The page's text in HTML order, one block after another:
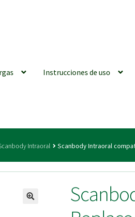
Instrucciones de uso
generales Conexiones CAD CAM
| Tienda Online!
Intraoral Scanbody Intraoral